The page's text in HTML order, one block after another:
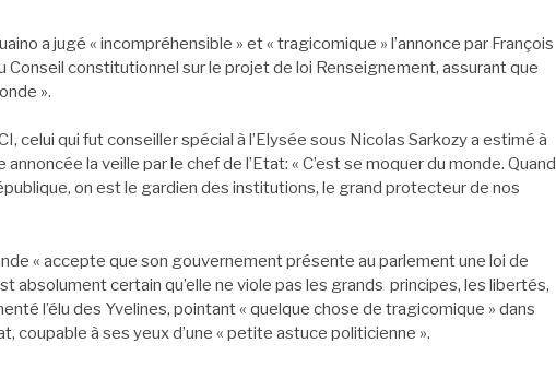
a jugé « incompréhensible » et « tragicomique » l’annonce par François
Conseil constitutionnel sur le projet de loi Renseignement, assurant que
».
celui qui fut conseiller spécial à l’Elysée sous Nicolas Sarkozy a estimé à
la veille par le chef de l’Etat: « C’est se moquer du monde. Quand
on est le gardien des institutions, le grand protecteur de nos
« accepte que son gouvernement présente au parlement une loi de
absolument certain qu’elle ne viole pas les grands principes, les libertés,
l’élu des Yvelines, pointant « quelque chose de tragicomique » dans
coupable à ses yeux d’une « petite astuce politicienne ».